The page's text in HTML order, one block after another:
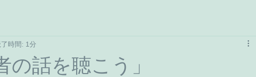
の話を聴こう」
時間: 1分